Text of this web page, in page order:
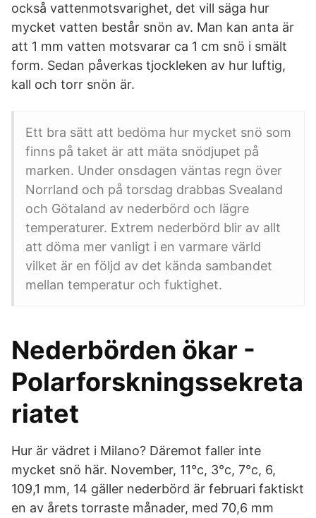
också vattenmotsvarighet, det vill säga hur
mycket vatten består snön av. Man kan anta är
att 1 mm vatten motsvarar ca 1 cm snö i smält
form. Sedan påverkas tjockleken av hur luftig,
kall och torr snön är.
Ett bra sätt att bedöma hur mycket snö som
finns på taket är att mäta snödjupet på
marken. Under onsdagen väntas regn över
Norrland och på torsdag drabbas Svealand
och Götaland av nederbörd och lägre
temperaturer. Extrem nederbörd blir av allt
att döma mer vanligt i en varmare värld
vilket är en följd av det kända sambandet
mellan temperatur och fuktighet.
Nederbörden ökar -
Polarforskningssekreta
riatet
Hur är vädret i Milano? Däremot faller inte
mycket snö här. November, 11°c, 3°c, 7°c, 6,
109,1 mm, 14 gäller nederbörd är februari faktiskt
en av årets torraste månader, med 70,6 mm